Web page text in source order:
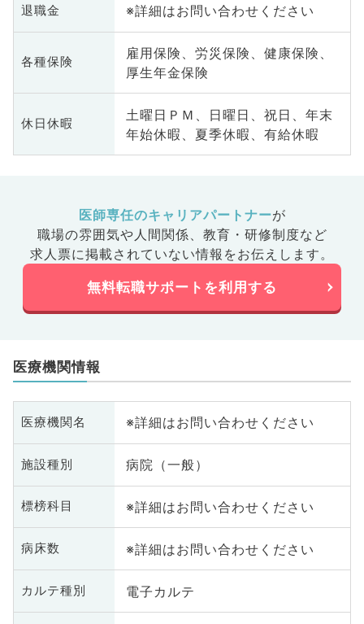
退職金 ※詳細はお問い合わせください
各種保険
雇用保険、労災保険、健康保険、
厚生年金保険
休日休暇
土曜日ＰＭ、日曜日、祝日、年末
年始休暇、夏季休暇、有給休暇
医師専任のキャリアパートナーが
職場の雰囲気や人間関係、 教育・研修制度など
求人票に掲載されていない情報をお伝えします。
無料転職サポートを利用する
医療機関情報
医療機関名 ※詳細はお問い合わせください
施設種別 病院（一般）
標榜科目 ※詳細はお問い合わせください
病床数 ※詳細はお問い合わせください
カルテ種別 電子カルテ